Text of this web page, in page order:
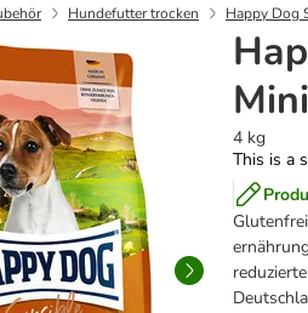
Hundefutter trocken Happy Dog
4 kg
This is a